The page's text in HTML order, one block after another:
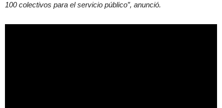
100 colectivos para el servicio público”, anunció.